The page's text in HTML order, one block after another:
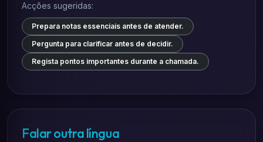
Acções sugeridas:
Prepara notas essenciais antes de atender.
Pergunta para clarificar antes de decidir.
Regista pontos importantes durante a chamada.
Falar outra língua